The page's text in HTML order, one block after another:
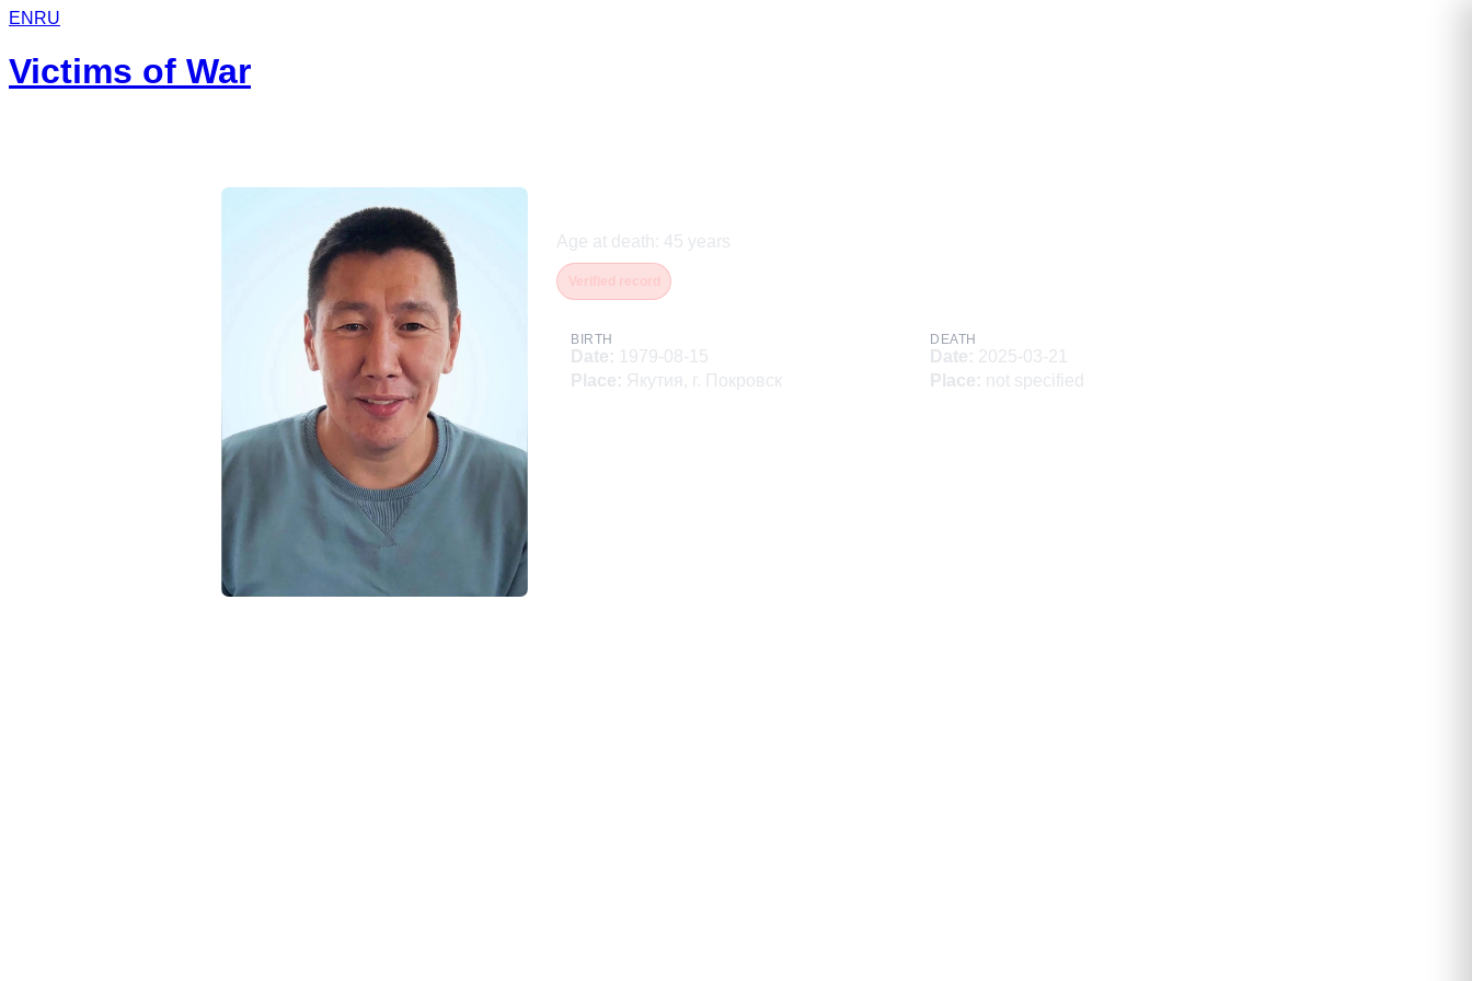
EN RU
Victims of War
Age at death : 45 years
BIRTH
Date: 1979-08-15
Place: Якутия, г. Покровск
DEATH
Date: 2025-03-21
Place: not specified